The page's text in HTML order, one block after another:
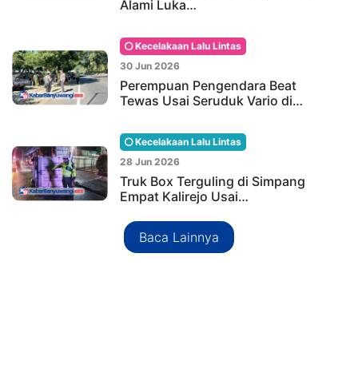
Alami Luka…
Kecelakaan Lalu Lintas
30 Jun 2026
Perempuan Pengendara Beat
Tewas Usai Seruduk Vario di…
Kecelakaan Lalu Lintas
28 Jun 2026
Truk Box Terguling di Simpang
Empat Kalirejo Usai…
Baca Lainnya